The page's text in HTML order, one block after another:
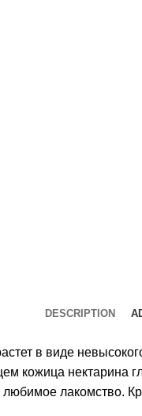
DESCRIPTION
в виде
кожица нектарина
лакомство.